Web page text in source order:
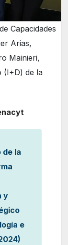
Capacidades
Arias,
Mainieri,
(I+D) de la
la
y
e